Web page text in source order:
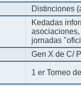
Distinciones
Kedadas
jornadas
Gen X de C/
1 er Torneo